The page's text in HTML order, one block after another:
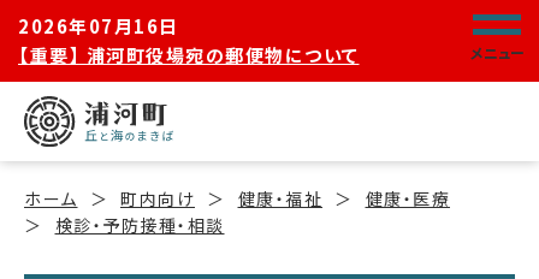
2026年07月16日
【重要】 浦河町役場宛の郵便物について
メニュー
ホーム 町内向け 健康・福祉
健康・医療
検診・予防接種・相談